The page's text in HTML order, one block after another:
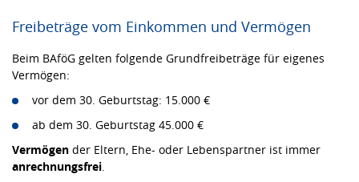
Freibeträge vom Einkommen und Vermögen
Beim BAföG gelten folgende Grundfreibeträge für eigenes
Vermögen:
vor dem 30. Geburtstag: 15.000 €
ab dem 30. Geburtstag 45.000 €
Vermögen der Eltern, Ehe- oder Lebenspartner ist immer
anrechnungsfrei